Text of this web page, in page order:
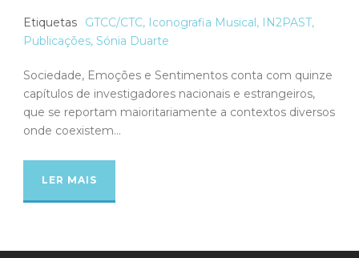
Etiquetas GTCC/CTC, Iconografia Musical, IN2PAST,
Publicações, Sónia Duarte
Sociedade, Emoções e Sentimentos conta com quinze
capítulos de investigadores nacionais e estrangeiros,
que se reportam maioritariamente a contextos diversos
onde coexistem...
LER MAIS